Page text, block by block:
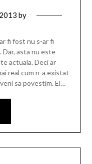
by
fi fost nu s-ar fi
asta nu este
actuala. Deci ar
real cum n-a existat
sa povestim. El…